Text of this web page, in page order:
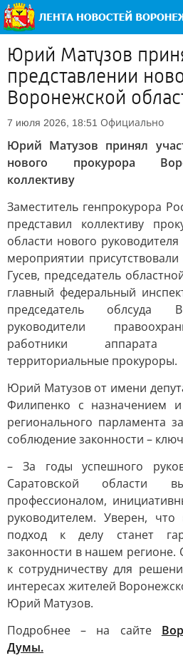
Юрий Матузов
представлении
Воронежской
7 июля 2026, 18:51 Официально
Юрий Матузов принял
нового прокурора
коллективу
Заместитель генпрокурора
представил коллективу
области нового
мероприятии
Гусев, председатель
главный федеральный
председатель облсуда
руководители
работники
территориальные прокуроры.
Юрий Матузов от имени
Филипенко с назначением
регионального парламента
соблюдение законности –
– За годы успешного
Саратовской области
профессионалом,
руководителем. Уверен,
подход к делу станет
законности в нашем регионе.
к сотрудничеству для
интересах жителей
Юрий Матузов.
Подробнее – на сайте
Думы.